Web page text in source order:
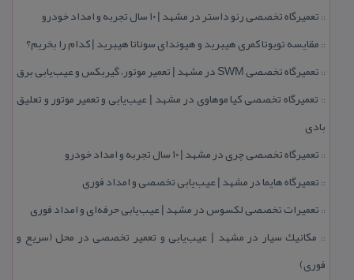
:: تعمیرگاه تخصصی رنو داستر در مشهد | ۱۰ سال تجربه و امداد خودرو
:: مقایسه تویوتا كمری هیبرید و هیوندای سوناتا هیبرید | كدام را بخریم؟
:: تعمیرگاه تخصصی SWM در مشهد | تعمیر موتور، گیربكس و عیب‌یابی برق
:: تعمیرگاه تخصصی كیا موهاوی در مشهد | عیب‌یابی و تعمیر موتور و تعلیق
بادی
:: تعمیرگاه تخصصی چری در مشهد | ۱۰ سال تجربه و امداد خودرو
:: تعمیرگاه هایما در مشهد | عیب‌یابی تخصصی و امداد فوری
:: تعمیرات تخصصی لكسوس در مشهد | عیب‌یابی حرفه‌ای و امداد فوری
:: مكانیك سیار در مشهد | عیب‌یابی و تعمیر تخصصی در محل (سریع و
فوری)